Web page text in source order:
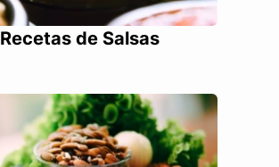
Recetas de Salsas